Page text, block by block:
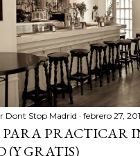
Dont Stop Madrid febrero 27,
PARA PRACTICAR
(Y GRATIS)